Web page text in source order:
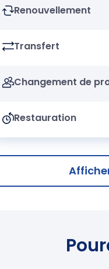
Renouvellement
Transfert
Changement de
Restauration